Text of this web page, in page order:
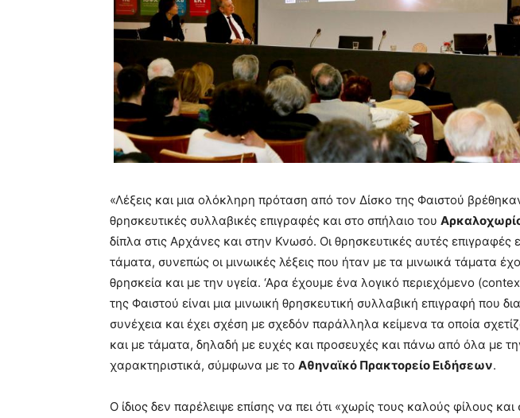
«Λέξεις και μια ολόκληρη πρόταση από τον Δίσκο της Φαιστού
θρησκευτικές συλλαβικές επιγραφές και στο σπήλαιο του
δίπλα στις Αρχάνες και στην Κνωσό. Οι θρησκευτικές αυτές επιγραφές
τάματα, συνεπώς οι μινωικές λέξεις που ήταν με τα μινωικά τάματα
θρησκεία και με την υγεία. ‘Αρα έχουμε ένα λογικό περιεχόμενο
της Φαιστού είναι μια μινωική θρησκευτική συλλαβική επιγραφή που
συνέχεια και έχει σχέση με σχεδόν παράλληλα κείμενα τα οποία
και με τάματα, δηλαδή με ευχές και προσευχές και πάνω από όλα με
χαρακτηριστικά, σύμφωνα με το Αθηναϊκό Πρακτορείο Ειδήσεων.
Ο ίδιος δεν παρέλειψε επίσης να πει ότι «χωρίς τους καλούς φίλους